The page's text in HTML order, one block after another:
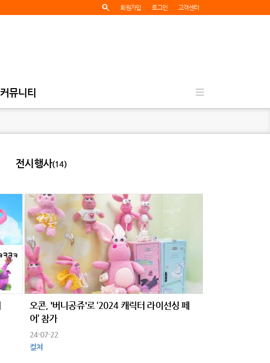
회원가입 로그인 고객센터
커뮤니티
전시행사(14)
오콘, '버니공쥬'로 ‘2024 캐릭터 라이선싱 페
어’ 참가
24-07-22
컬쳐